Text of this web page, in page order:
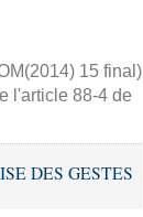
15 final)
l'article 88-4 de
DES GESTES